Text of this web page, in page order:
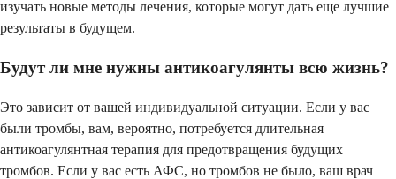
изучать новые методы лечения, которые могут дать еще лучшие
результаты в будущем.
Будут ли мне нужны антикоагулянты всю жизнь?
Это зависит от вашей индивидуальной ситуации. Если у вас
были тромбы, вам, вероятно, потребуется длительная
антикоагулянтная терапия для предотвращения будущих
тромбов. Если у вас есть АФС, но тромбов не было, ваш врач